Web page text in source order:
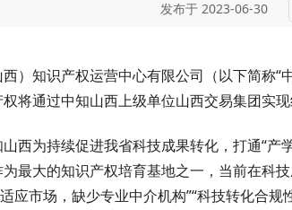
发布于 2023-06-30
）知识产权运营中心有限公司（以下简称“
将通过中知山西上级单位山西交易集团实
西为持续促进我省科技成果转化，打通“
最大的知识产权培育基地之一，当前在科
应市场，缺少专业中介机构”“科技转化合